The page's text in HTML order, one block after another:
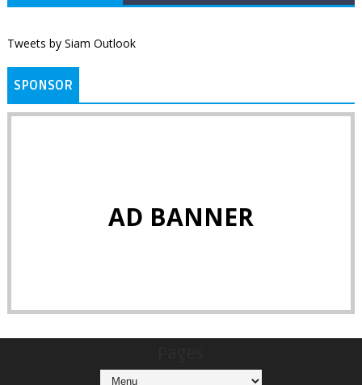
Tweets by Siam Outlook
SPONSOR
AD BANNER